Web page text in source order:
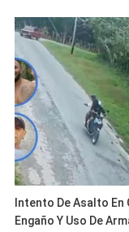
Intento De Asalto
Engaño Y Uso De